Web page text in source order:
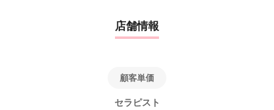
店舗情報
顧客単価
セラピスト